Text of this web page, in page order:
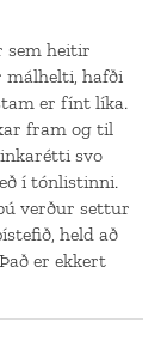
sem heitir
málhelti, hafði
er fínt líka.
fram og til
svo
í tónlistinni.
verður settur
held að
er ekkert